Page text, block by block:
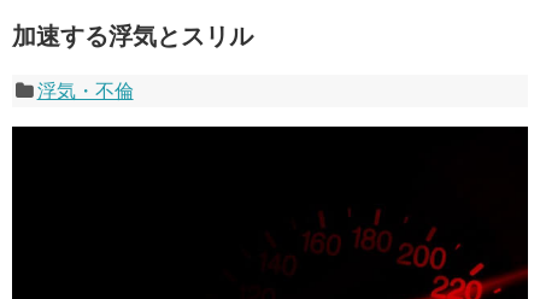
加速する浮気とスリル
浮気・不倫